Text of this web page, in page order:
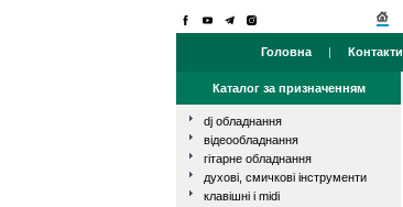
Головна | Контакти
Каталог за призначенням
dj обладнання
відеообладнання
гітарне обладнання
духові, смичкові інструменти
клавішні і midi